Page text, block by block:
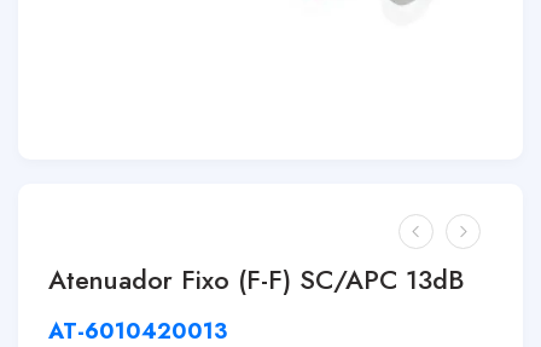
Atenuador Fixo (F-F) SC/APC 13dB
AT-6010420013